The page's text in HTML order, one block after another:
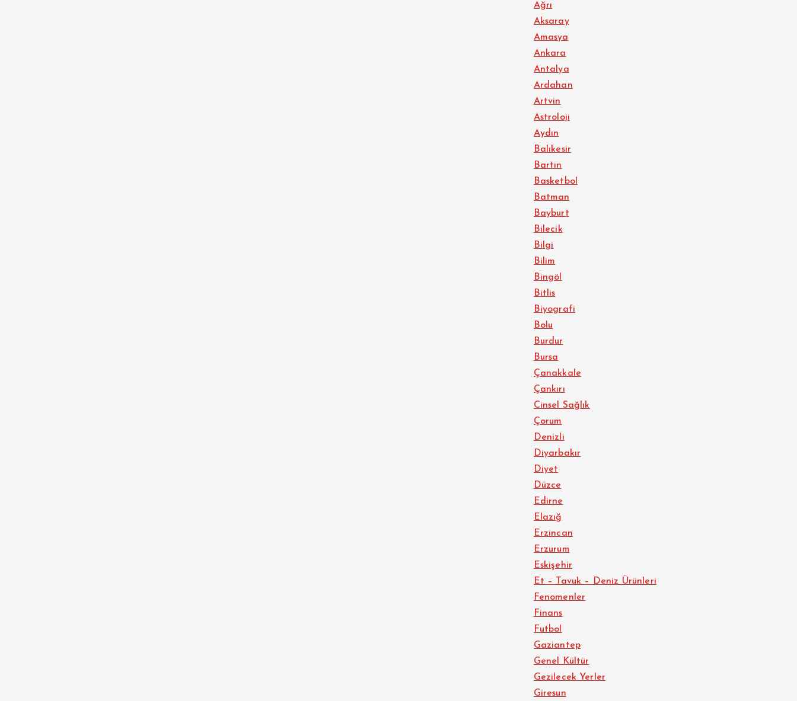
Ağrı
Aksaray
Amasya
Ankara
Antalya
Ardahan
Artvin
Astroloji
Aydın
Balıkesir
Bartın
Basketbol
Batman
Bayburt
Bilecik
Bilgi
Bilim
Bingöl
Bitlis
Biyografi
Bolu
Burdur
Bursa
Çanakkale
Çankırı
Cinsel Sağlık
Çorum
Denizli
Diyarbakır
Diyet
Düzce
Edirne
Elazığ
Erzincan
Erzurum
Eskişehir
Et – Tavuk – Deniz Ürünleri
Fenomenler
Finans
Futbol
Gaziantep
Genel Kültür
Gezilecek Yerler
Giresun